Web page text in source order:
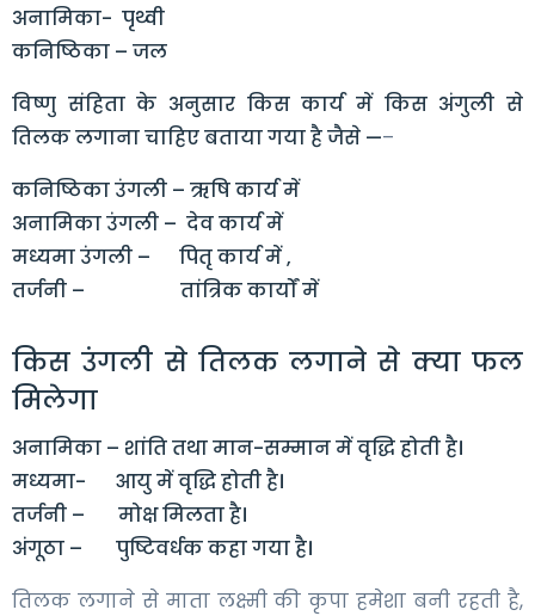
अनामिका- पृथ्वी
कनिष्ठिका – जल
विष्णु संहिता के अनुसार किस कार्य में किस अंगुली से
तिलक लगाना चाहिए बताया गया है जैसे —–
कनिष्ठिका उंगली – ऋषि कार्य में
अनामिका उंगली – देव कार्य में
मध्यमा उंगली – पितृ कार्य में ,
तर्जनी – तांत्रिक कार्यों में
किस उंगली से तिलक लगाने से क्या फल
मिलेगा
अनामिका – शांति तथा मान-सम्मान में वृद्धि होती है।
मध्यमा- आयु में वृद्धि होती है।
तर्जनी – मोक्ष मिलता है।
अंगूठा – पुष्टिवर्धक कहा गया है।
तिलक लगाने से माता लक्ष्मी की कृपा हमेशा बनी रहती है,